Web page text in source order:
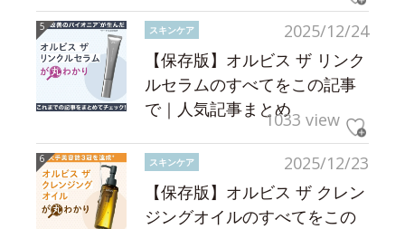
2025/12/24
スキンケア
【保存版】オルビス ザ リンク
ルセラムのすべてをこの記事
で｜人気記事まとめ1033 view
2025/12/23
スキンケア
【保存版】オルビス ザ クレン
ジングオイルのすべてをこの